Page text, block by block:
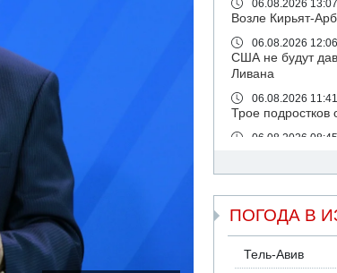
06.08.2026 13:07
Возле Кирьят-
06.08.2026 12:06
США не будут
Ливана
06.08.2026 11:41
Трое подростков
06.08.2026 08:45
06.08.2026 08:11
Украинская
05.08.2026 18:30
ПОГОДА В
Тель-Авив